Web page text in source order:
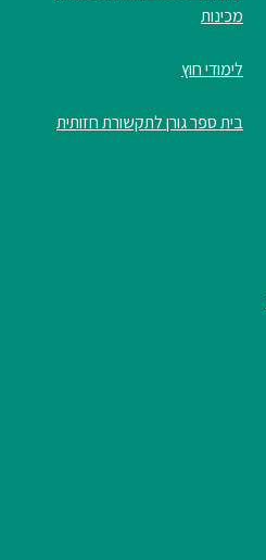
מכינות
לימודי חוץ
בית ספר גורן לתקשורת חזותית